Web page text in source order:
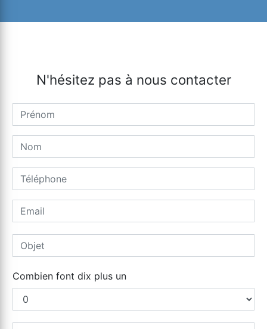
N'hésitez pas à nous contacter
Combien font dix plus un